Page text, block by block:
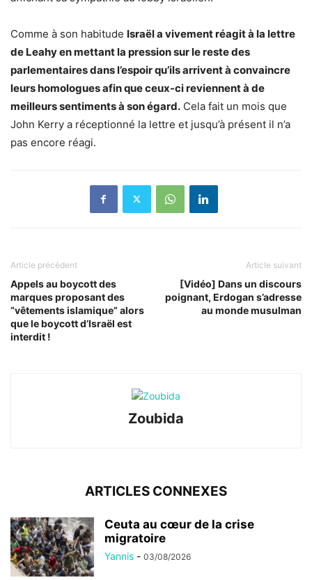
Comme à son habitude Israël a vivement réagit à la lettre
de Leahy en mettant la pression sur le reste des
parlementaires dans l’espoir qu’ils arrivent à convaincre
leurs homologues afin que ceux-ci reviennent à de
meilleurs sentiments à son égard. Cela fait un mois que
John Kerry a réceptionné la lettre et jusqu’à présent il n’a
pas encore réagi.
Article précédent
Appels au boycott des
marques proposant des
“vêtements islamique” alors
que le boycott d’Israël est
interdit !
Article suivant
[Vidéo] Dans un discours
poignant, Erdogan s’adresse
au monde musulman
Zoubida
ARTICLES CONNEXES
Ceuta au cœur de la crise
migratoire
Yannis - 03/08/2026